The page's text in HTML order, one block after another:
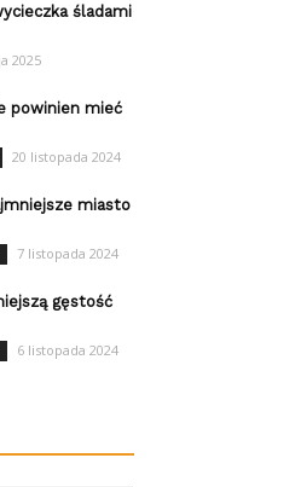
śladami
2025
powinien mieć
20 listopada 2024
miasto
7 listopada 2024
gęstość
6 listopada 2024